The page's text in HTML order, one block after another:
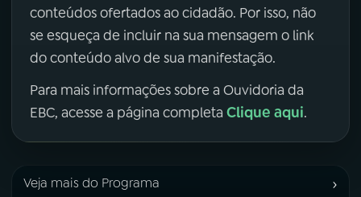
conteúdos ofertados ao cidadão. Por isso, não
se esqueça de incluir na sua mensagem o link
do conteúdo alvo de sua manifestação.
Para mais informações sobre a Ouvidoria da
EBC, acesse a página completa Clique aqui.
Veja mais do Programa ›